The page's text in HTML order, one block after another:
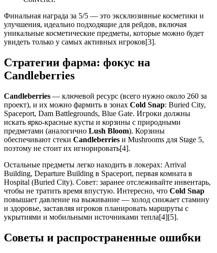
Финальная награда за 5/5 — это эксклюзивные косметики и
улучшения, идеально подходящие для рейдов, включая
уникальные косметические предметы, которые можно будет
увидеть только у самых активных игроков[3].
Стратегии фарма: фокус на
Candleberries
Candleberries — ключевой ресурс (всего нужно около 260 за
проект), и их можно фармить в зонах Cold Snap: Buried City,
Spaceport, Dam Battlegrounds, Blue Gate. Игроки должны
искать ярко-красные кусты и корзины с природными
предметами (аналогично Lush Bloom). Корзины
обеспечивают стеки Candleberries и Mushrooms для Stage 5,
поэтому не стоит их игнорировать[4].
Остальные предметы легко находить в локерах: Arrival
Building, Departure Building в Spaceport, первая комната в
Hospital (Buried City). Совет: заранее отслеживайте инвентарь,
чтобы не тратить время впустую. Интересно, что Cold Snap
повышает давление на выживание — холод снижает стамину
и здоровье, заставляя игроков планировать маршруты с
укрытиями и мобильными источниками тепла[4][5].
Советы и распространенные ошибки